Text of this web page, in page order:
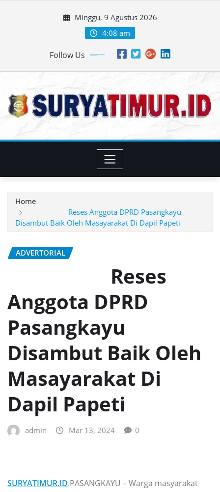
Minggu, 9 Agustus 2026
4:08 am
Follow Us
Home
Reses Anggota DPRD Pasangkayu
Disambut Baik Oleh Masayarakat Di Dapil Papeti
ADVERTORIAL
Reses
Anggota DPRD
Pasangkayu
Disambut Baik Oleh
Masayarakat Di
Dapil Papeti
admin Mar 13, 2024 0
SURYATIMUR.ID.PASANGKAYU – Warga masyarakat